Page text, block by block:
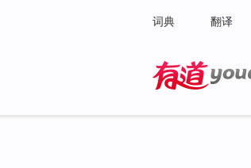
词典 翻译